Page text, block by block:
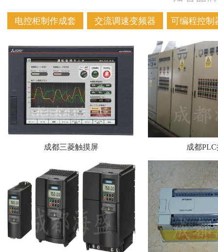
电控柜制作成套 交流调速变频器 可编程控制
成都三菱触摸屏 成都